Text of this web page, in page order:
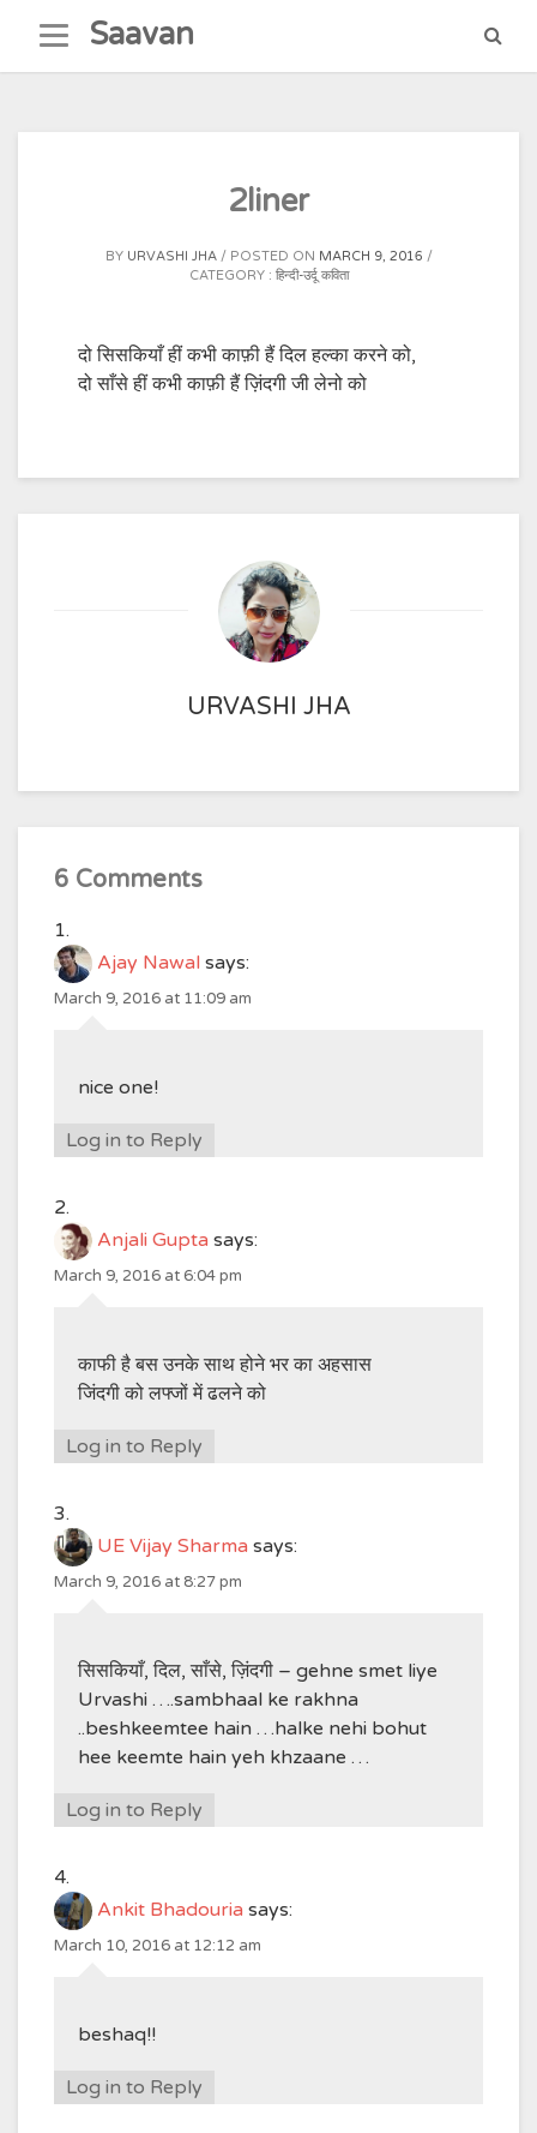
content
Saavan
2liner
BY URVASHI JHA POSTED ON MARCH 9, 2016
CATEGORY : हिन्दी-उर्दू कविता
दो सिसकियाँ हीं कभी काफ़ी हैं दिल हल्का करने को,
दो साँसे हीं कभी काफ़ी हैं ज़िंदगी जी लेनो को
URVASHI JHA
6 Comments
Ajay Nawal says:
March 9, 2016 at 11:09 am
nice one!
Log in to Reply
Anjali Gupta says:
March 9, 2016 at 6:04 pm
काफी है बस उनके साथ होने भर का अहसास
जिंदगी को लफ्जों में ढलने को
Log in to Reply
UE Vijay Sharma says:
March 9, 2016 at 8:27 pm
सिसकियाँ, दिल, साँसे, ज़िंदगी – gehne smet liye
Urvashi ….sambhaal ke rakhna
..beshkeemtee hain …halke nehi bohut
hee keemte hain yeh khzaane …
Log in to Reply
Ankit Bhadouria says:
March 10, 2016 at 12:12 am
beshaq!!
Log in to Reply